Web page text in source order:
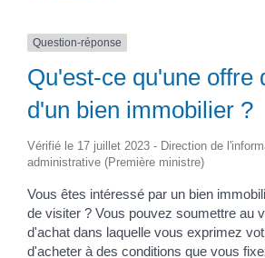
Question-réponse
Qu'est-ce qu'une offre
d'un bien immobilier ?
Vérifié le 17 juillet 2023 - Direction de
administrative (Première ministre)
Vous êtes intéressé par un bien
de visiter ? Vous pouvez soumettre au
d'achat dans laquelle vous exprimez
d'acheter à des conditions que vous